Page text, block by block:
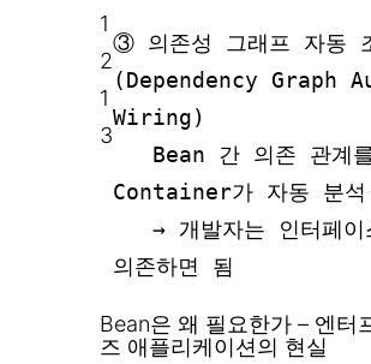
1
2
1
3
③ 의존성 그래프 자동
(Dependency Graph
Wiring)
Bean 간 의존 관계
Container가 자동 분석
→ 개발자는 인터페이
의존하면 됨
Bean은 왜 필요한가 – 엔터
즈 애플리케이션의 현실